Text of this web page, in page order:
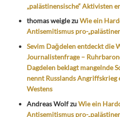
„palästinensische“ Aktivisten
thomas weiglezuWie ein
Antisemitismus pro-
Sevim Dağdelen entdeckt die
Journalistenfrage –
Dagdelen beklagt mangelnde
nennt Russlands
Westens
Andreas WolfzuWie ein
Antisemitismus pro-